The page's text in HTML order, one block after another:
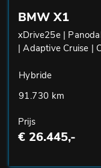
BMW X1
xDrive25e |
| Adaptive Cruise |
Hybride
91.730 km
Prijs
€ 26.445,-